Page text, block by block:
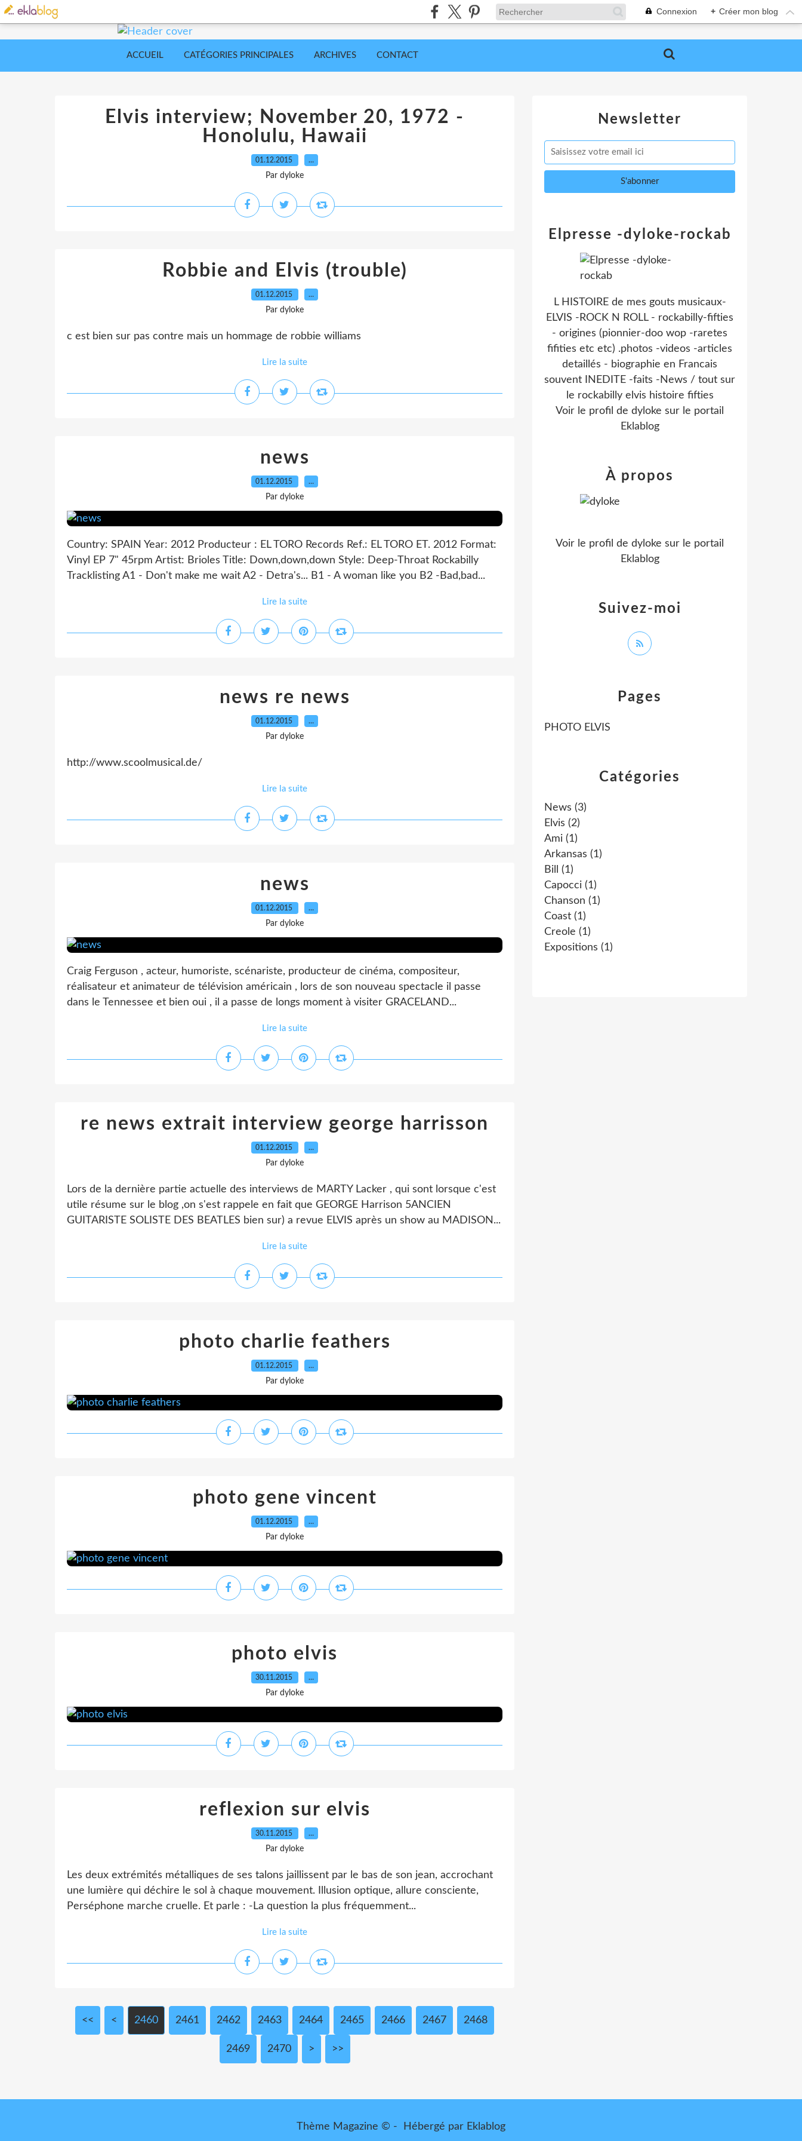
Connexion + Créer mon blog
ACCUEIL CATÉGORIES PRINCIPALES ARCHIVES CONTACT
Elvis interview; November 20, 1972 -
Honolulu, Hawaii
01.12.2015 …
Par dyloke
Robbie and Elvis (trouble)
01.12.2015 …
Par dyloke
c est bien sur pas contre mais un hommage de robbie williams
Lire la suite
news
01.12.2015 …
Par dyloke
Country: SPAIN Year: 2012 Producteur : EL TORO Records Ref.: EL TORO ET. 2012 Format:
Vinyl EP 7" 45rpm Artist: Brioles Title: Down,down,down Style: Deep-Throat Rockabilly
Tracklisting A1 - Don't make me wait A2 - Detra's... B1 - A woman like you B2 -Bad,bad...
Lire la suite
news re news
01.12.2015 …
Par dyloke
http://www.scoolmusical.de/
Lire la suite
news
01.12.2015 …
Par dyloke
Craig Ferguson , acteur, humoriste, scénariste, producteur de cinéma, compositeur,
réalisateur et animateur de télévision américain , lors de son nouveau spectacle il passe
dans le Tennessee et bien oui , il a passe de longs moment à visiter GRACELAND...
Lire la suite
re news extrait interview george harrisson
01.12.2015 …
Par dyloke
Lors de la dernière partie actuelle des interviews de MARTY Lacker , qui sont lorsque c'est
utile résume sur le blog ,on s'est rappele en fait que GEORGE Harrison 5ANCIEN
GUITARISTE SOLISTE DES BEATLES bien sur) a revue ELVIS après un show au MADISON...
Lire la suite
photo charlie feathers
01.12.2015 …
Par dyloke
photo gene vincent
01.12.2015 …
Par dyloke
photo elvis
30.11.2015 …
Par dyloke
reflexion sur elvis
30.11.2015 …
Par dyloke
Les deux extrémités métalliques de ses talons jaillissent par le bas de son jean, accrochant
une lumière qui déchire le sol à chaque mouvement. Illusion optique, allure consciente,
Perséphone marche cruelle. Et parle : -La question la plus fréquemment...
Lire la suite
<< < 2400
2410
2420
2430
2440
2450
2460 2461 2462 2463 2464 2465 2466 2467 2468
2469 2470 2480
2490
2500
2600
2700
2800
2900
3000
> >>
Newsletter
Catégories
News (3)
Elvis (2)
Ami (1)
Arkansas (1)
Bill
(1)
Capocci (1)
Chanson (1)
Coast (1)
Creole (1)
Expositions (1)
Pages
PHOTO ELVIS
Elpresse -dyloke-rockab
L HISTOIRE de mes gouts musicaux-
ELVIS -ROCK N ROLL - rockabilly-fifties
- origines (pionnier-doo wop -raretes
fifities etc etc) .photos -videos -articles
detaillés - biographie en Francais
souvent INEDITE -faits -News / tout sur
le rockabilly elvis histoire fifties
Voir le profil de dyloke sur le portail
Eklablog
Suivez-moi
À propos
Voir le profil de dyloke sur le portail
Eklablog
Thème Magazine © - Hébergé par Eklablog